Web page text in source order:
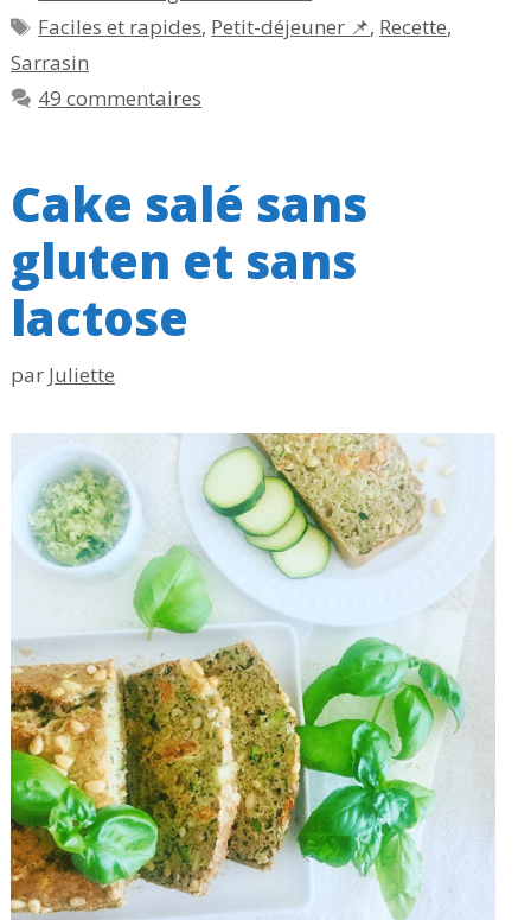
Étiquettes
Faciles et rapides, Petit-déjeuner 📌, Recette,
Sarrasin
49 commentaires
Cake salé sans
gluten et sans
lactose
par Juliette